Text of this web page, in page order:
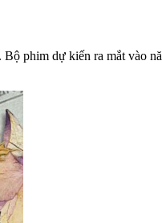
phim dự kiến ra mắt vào